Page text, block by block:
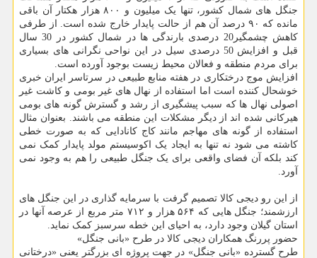
جنگل های شمال کشور، تنها یک میلیون و ۸۰۰ هزار هکتار آن باقی
مانده که ۹۰ درصد آن هم از حالت پایدار خارج شده است. از طرفی
کاهش چشمگیر20 درصدی بارندگی ها در شمال کشور در 30 سال
قبل و افزایش 50 درصدی سیل در این نواحی نگرانی های بسیاری
برای مردم منطقه و فعالان محیط زیست بوجود آورده است.
افزایش موج درختکاری در هفته منابع طبیعی در سرتاسر ایران خبری
خوشحال کننده است اما استفاده از نهال های غیر بومی و کاشت غیر
اصولی نهال ها که سبب پیشگیری از رشد و گسترش گونه های بومی
هیرکانی شده اند از دیگر مشکلات این منطقه می باشند. بعنوان مثال
استفاده از گونه های مهاجم مانند کاج کانادایی که به صورت خطی
کاشته می شود نه تنها به ایجاد یک اکوسیستم مولد پایدار کمک نمی
کند بلکه آن فضای واقعی برای یک جنگل طبیعی را هم به وجود نمی
آورد.
از این رو دیجی کالا تصمیم گرفت با سرمایه گذاری در این جنگل های
ارزشمند؛ جنگل هایی که ۵۶۴ هزار و ۷۱۲ متر مربع از عرصه آنها در
استان گیلان وجود دارد، به احیای این خطه سرسبز کمک نماید.
حضور پررنگ همکاران دیجی کالا در طرح «بانی جنگل»
طرح گسترده «بانی جنگل» در جهت پروژه ای بزرگتر یعنی «درختانی